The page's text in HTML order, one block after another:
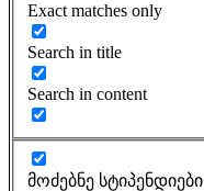
Exact matches only
Search in title
Search in content
მოძებნე სტიპენდიები